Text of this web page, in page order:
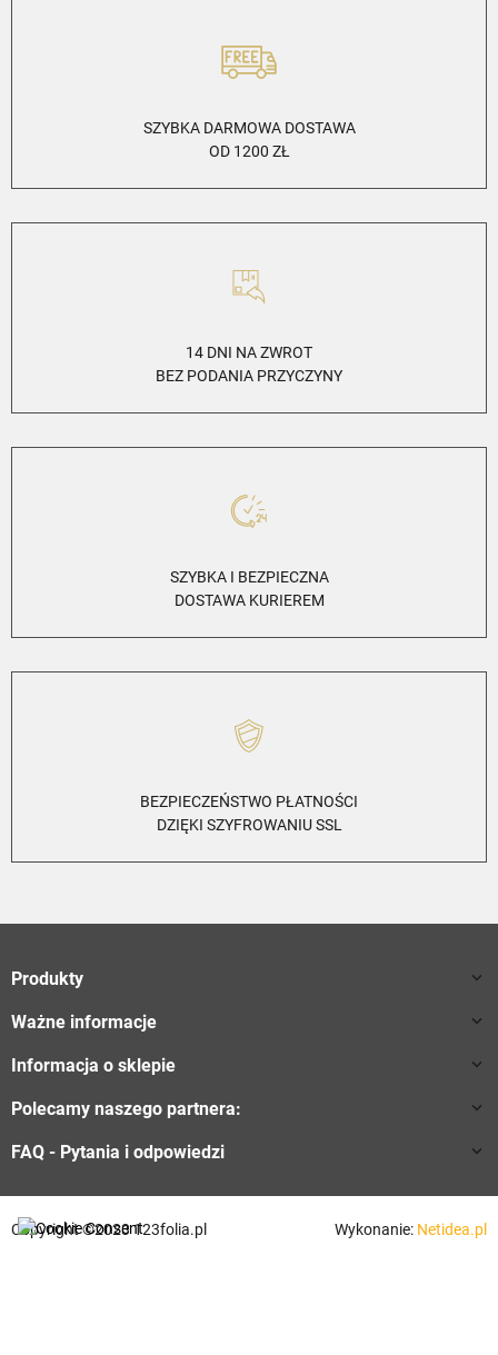
SZYBKA DARMOWA DOSTAWA
OD 1200 ZŁ
14 DNI NA ZWROT
BEZ PODANIA PRZYCZYNY
SZYBKA I BEZPIECZNA
DOSTAWA KURIEREM
BEZPIECZEŃSTWO PŁATNOŚCI
DZIĘKI SZYFROWANIU SSL
Produkty 
Ważne informacje 
Informacja o sklepie 
Polecamy naszego partnera: 
FAQ - Pytania i odpowiedzi 
Copyright ©2023 123folia.pl Wykonanie: Netidea.pl